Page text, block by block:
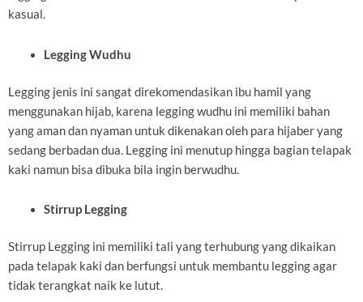
kasual.
Legging Wudhu
Legging jenis ini sangat direkomendasikan ibu hamil yang
menggunakan hijab, karena legging wudhu ini memiliki bahan
yang aman dan nyaman untuk dikenakan oleh para hijaber yang
sedang berbadan dua. Legging ini menutup hingga bagian telapak
kaki namun bisa dibuka bila ingin berwudhu.
Stirrup Legging
Stirrup Legging ini memiliki tali yang terhubung yang dikaikan
pada telapak kaki dan berfungsi untuk membantu legging agar
tidak terangkat naik ke lutut.